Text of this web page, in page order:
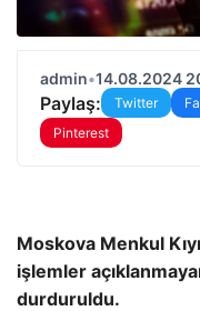
admin•14.08.2024
Paylaş: Twitter
Pinterest
Moskova Menkul
işlemler
durduruldu.